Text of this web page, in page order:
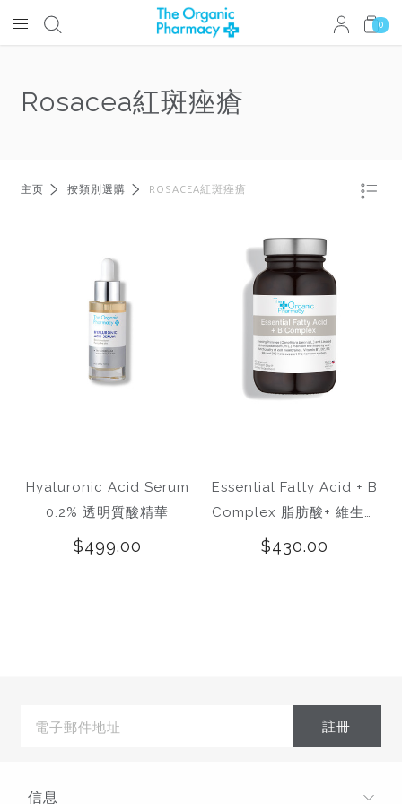
0
Rosacea紅斑痤瘡
主页 按類別選購 ROSACEA紅斑痤瘡
Hyaluronic Acid Serum
0.2% 透明質酸精華
$499.00
Essential Fatty Acid + B
Complex 脂肪酸+ 維生素
B複合補充劑
$430.00
址信息